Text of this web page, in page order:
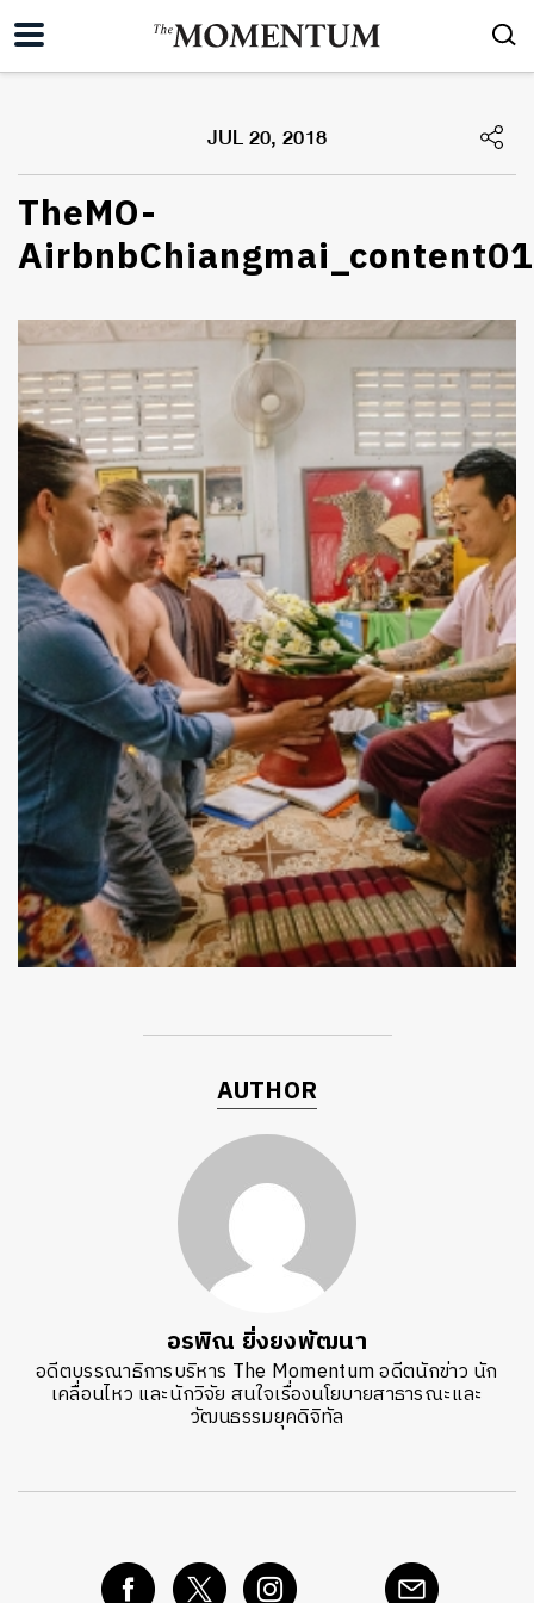
JUL 20, 2018
TheMO-
AirbnbChiangmai_content01
AUTHOR
อรพิณ ยิ่งยงพัฒนา
อดีตบรรณาธิการบริหาร The Momentum อดีตนักข่าว นัก
เคลื่อนไหว และนักวิจัย สนใจเรื่องนโยบายสาธารณะและ
วัฒนธรรมยุคดิจิทัล
ค้นหา
SHARE TWEET LINE EMAIL